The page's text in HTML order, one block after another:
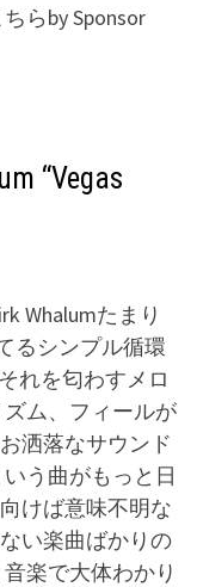
らby Sponsor
“Vegas
Whalumたまり
るシンプル循環
れを匂わすメロ
ム、フィールが
洒落なサウンド
う曲がもっと日
けば意味不明な
い楽曲ばかりの
楽で大体わかり